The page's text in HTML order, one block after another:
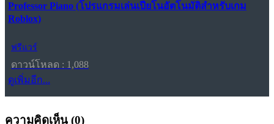
Professor Piano (โปรแกรมเล่นเปียโนอัตโนมัติสำหรับเกม
Roblox)
ฟรีแวร์
ดาวน์โหลด : 1,088
ดูเพิ่มอีก...
ความคิดเห็น (0)